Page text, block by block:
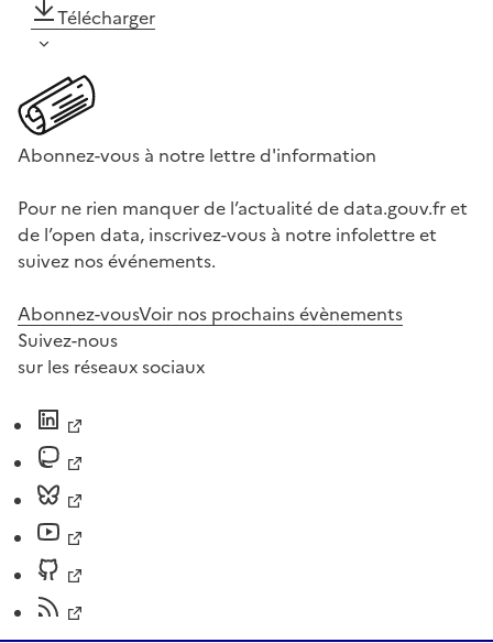
Télécharger
Abonnez-vous à notre lettre d'information
Pour ne rien manquer de l’actualité de data.gouv.fr et
de l’open data, inscrivez-vous à notre infolettre et
suivez nos événements.
Abonnez-vousVoir nos prochains évènements
Suivez-nous
sur les réseaux sociaux